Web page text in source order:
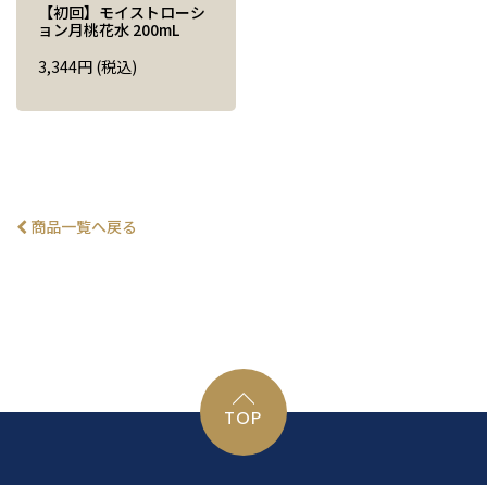
【初回】モイストローシ
ョン月桃花水 200mL
3,344円 (税込)
商品一覧へ戻る
TOP